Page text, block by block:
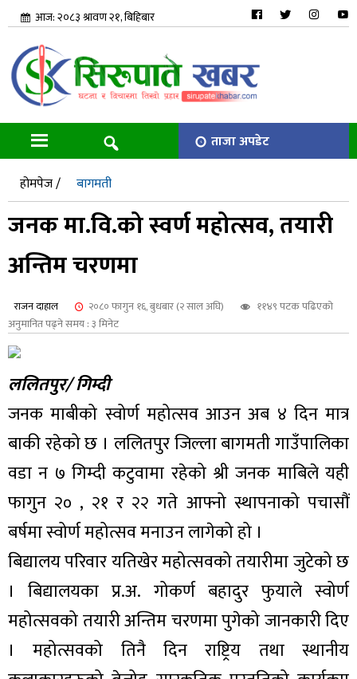
आज: २०८३ श्रावण २१, बिहिबार
ताजा अपडेट
होमपेज /
बागमती
जनक मा.वि.को स्वर्ण महोत्सव, तयारी
अन्तिम चरणमा
राजन दाहाल २०८० फागुन १६, बुधबार (२ साल अघि)
११४९ पटक पढिएको
अनुमानित पढ्ने समय : ३ मिनेट
ललितपुर/ गिम्दी
जनक माबीको स्वोर्ण महोत्सव आउन अब ४ दिन मात्र
बाकी रहेको छ । ललितपुर जिल्ला बागमती गाउँपालिका
वडा न ७ गिम्दी कटुवामा रहेको श्री जनक माबिले यही
फागुन २० , २१ र २२ गते आफ्नो स्थापनाको पचासौं
बर्षमा स्वोर्ण महोत्सव मनाउन लागेको हो ।
बिद्यालय परिवार यतिखेर महोत्सवको तयारीमा जुटेको छ
। बिद्यालयका प्र.अ. गोकर्ण बहादुर फुयाले स्वोर्ण
महोत्सवको तयारी अन्तिम चरणमा पुगेको जानकारी दिए
। महोत्सवको तिनै दिन राष्ट्रिय तथा स्थानीय